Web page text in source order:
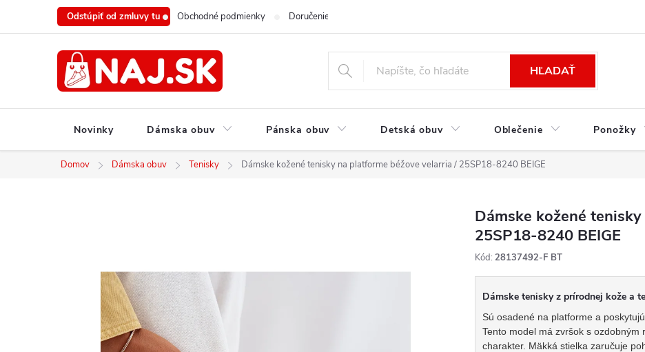
Odstúpiť od zmluvy tu Obchodné podmienky Doručenie a platba
HĽADAŤ
Novinky Dámska obuv Pánska obuv Detská obuv Oblečenie Ponožky
Domov Dámska obuv Tenisky Dámske kožené tenisky na platforme béžove velarria / 25SP18-8240 BEIGE
Dámske kožené
25SP18-8240 BEIGE
Kód: 28137492-F BT
Dámske tenisky z prírodnej kože a
Sú osadené na platforme a
Tento model má zvršok s
charakter. Mäkká stielka zaručuje